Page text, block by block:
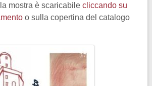
mostra è scaricabilecliccando su
o sulla copertina del catalogo